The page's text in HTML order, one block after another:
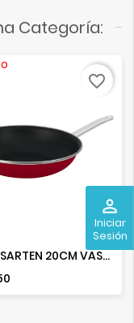
perm_identity
Iniciar
Sesión
Categoría:
43341 SARTEN 20CM VASCONIA
favorite_border